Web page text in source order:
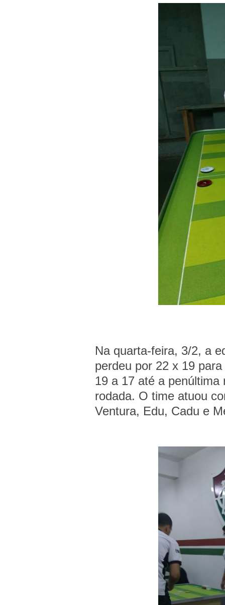
Na quarta-feira, 3/2, a
perdeu por 22 x 19
19 a 17 até a
rodada. O time atuou
Ventura, Edu, Cadu e